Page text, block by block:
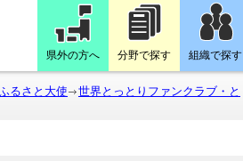
県外の方へ 分野で探す 組織で探す
るさと大使
世界とっとりファンクラブ・と